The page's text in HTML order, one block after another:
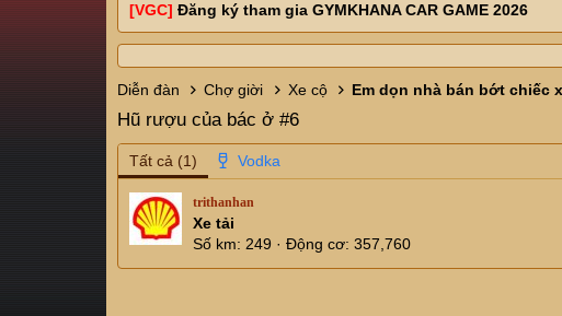
[VGC] Đăng ký tham gia GYMKHANA CAR GAME 2026
Diễn đàn Chợ giời Xe cộ Em dọn nhà bán bớt chiếc
Hũ rượu của bác ở #6
Tất cả (1)
trithanhan
Xe tải
Số km 249 Động cơ 357,760